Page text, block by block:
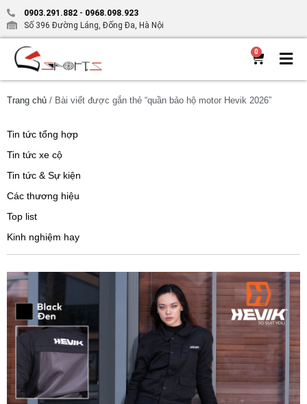
0903.291.882 - 0968.098.923
Số 396 Đường Láng, Đống Đa, Hà Nội
0
Trang chủ / Bài viết được gắn thẻ “quần bảo hộ motor Hevik 2026”
Tin tức tổng hợp
Tin tức xe cộ
Tin tức & Sự kiện
Các thương hiệu
Top list
Kinh nghiệm hay